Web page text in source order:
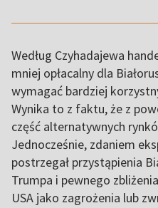
Według Czyhadajewa
mniej opłacalny dla
wymagać bardziej
Wynika to z faktu, że z
część alternatywnych
Jednocześnie, zdaniem
postrzegał przystąpienia
Trumpa i pewnego
USA jako zagrożenia lub